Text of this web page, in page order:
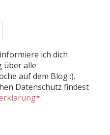
ich dich
über alle
auf dem Blog :).
Datenschutz findest
.